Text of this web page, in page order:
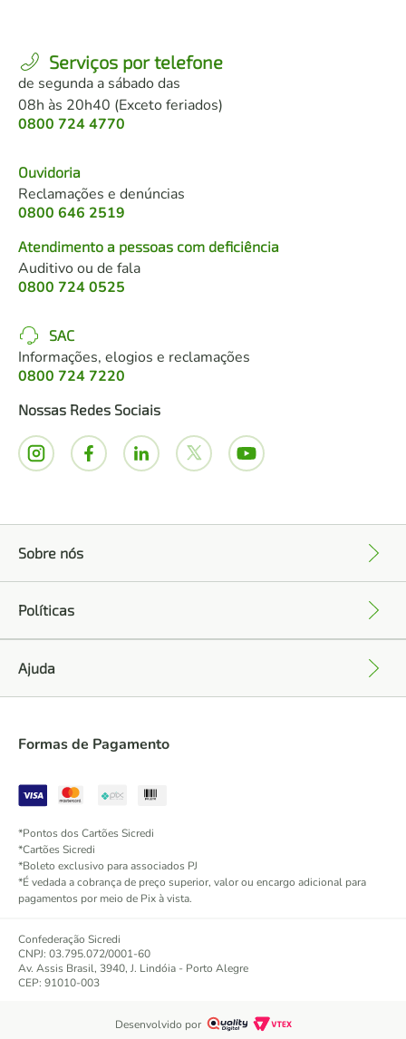
Serviços por telefone
de segunda a sábado das
08h às 20h40 (Exceto feriados)
0800 724 4770
Ouvidoria
Reclamações e denúncias
0800 646 2519
Atendimento a pessoas com deficiência
Auditivo ou de fala
0800 724 0525
SAC
Informações, elogios e reclamações
0800 724 7220
Nossas Redes Sociais
Sobre nós
Políticas
Ajuda
Formas de Pagamento
*Pontos dos Cartões Sicredi
*Cartões Sicredi
*Boleto exclusivo para associados PJ
*É vedada a cobrança de preço superior, valor ou encargo adicional para
pagamentos por meio de Pix à vista.
Confederação Sicredi
CNPJ: 03.795.072/0001-60
Av. Assis Brasil, 3940, J. Lindóia - Porto Alegre
CEP: 91010-003
Desenvolvido por